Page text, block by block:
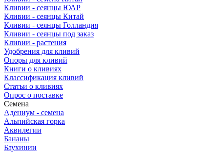
Кливии - сеянцы ЮАР
Кливии - сеянцы Китай
Кливии - сеянцы Голландия
Кливии - сеянцы под заказ
Кливии - растения
Удобрения для кливий
Опоры для кливий
Книги о кливиях
Классификация кливий
Статьи о кливиях
Опрос о поставке
Семена
Адениум - семена
Альпийская горка
Аквилегии
Бананы
Баухинии